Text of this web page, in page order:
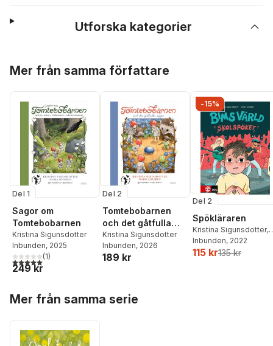
Utforska kategorier
Mer från samma författare
Del 1
Sagor om
Tomtebobarnen
Kristina Sigunsdotter
Inbunden, 2025
5,0utav 5 stjärnor. Totalt antal röster:
(1)
249 kr
Del 2
Tomtebobarnen
och det gåtfulla
ägget
Kristina Sigunsdotter
Inbunden, 2026
189 kr
-15%
Del 2
Spökläraren
Kristina Sigunsdotter,
Jenny Jordahl
Inbunden, 2022
115 kr135 kr
Mer från samma serie